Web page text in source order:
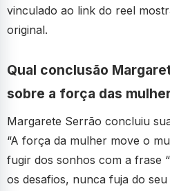
vinculado ao link do reel
original.
Qual conclusão
sobre a força das
Margarete Serrão concluiu
“A força da mulher move o
fugir dos sonhos com a frase
os desafios, nunca fuja do